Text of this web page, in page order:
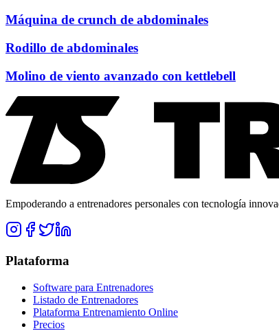
Máquina de crunch de abdominales
Rodillo de abdominales
Molino de viento avanzado con kettlebell
Empoderando a entrenadores personales con tecnología
Plataforma
Software para Entrenadores
Listado de Entrenadores
Plataforma Entrenamiento Online
Precios